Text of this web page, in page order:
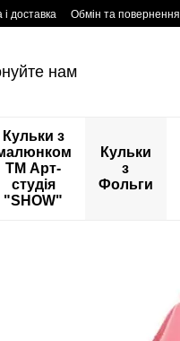
контенту
доставка Обмін та повернення
нам
Кульки з
ТМ Арт-
студія
"SHOW"
Кульки
з
Фольги